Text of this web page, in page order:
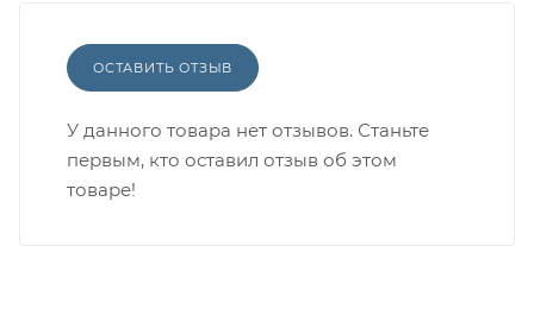
ОСТАВИТЬ ОТЗЫВ
У данного товара нет отзывов. Станьте
первым, кто оставил отзыв об этом
товаре!